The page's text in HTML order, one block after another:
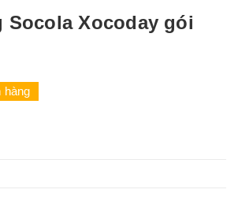
Socola Xocoday gói
hàng